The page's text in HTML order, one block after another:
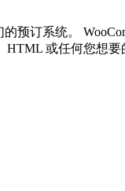
预订系统。
或任何您想